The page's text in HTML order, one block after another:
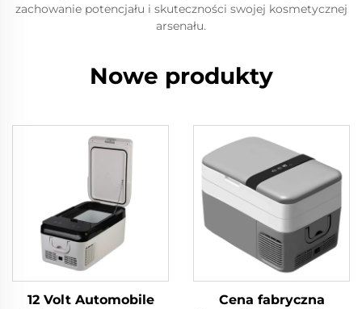
zachowanie potencjału i skuteczności swojej kosmetycznej
arsenału.
Nowe produkty
12 Volt Automobile
Cena fabryczna